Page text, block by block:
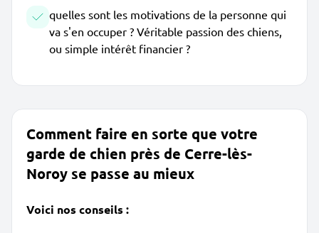
quelles sont les motivations de la personne qui
va s'en occuper ? Véritable passion des chiens,
ou simple intérêt financier ?
Comment faire en sorte que votre
garde de chien près de Cerre-lès-
Noroy se passe au mieux
Voici nos conseils :